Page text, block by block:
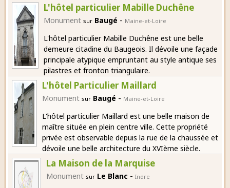
L'hôtel particulier Mabille Duchêne
Monument sur Baugé - Maine-et-Loire
L'hôtel particulier Mabille Duchêne est une belle
demeure citadine du Baugeois. Il dévoile une façade
principale atypique empruntant au style antique ses
pilastres et fronton triangulaire.
L'hôtel Particulier Maillard
Monument sur Baugé - Maine-et-Loire
L'hôtel particulier Maillard est une belle maison de
maître située en plein centre ville. Cette propriété
privée est observable depuis la rue de la chaussée et
dévoile une belle architecture du XVIème siècle.
La Maison de la Marquise
Monument sur Le Blanc -Indre